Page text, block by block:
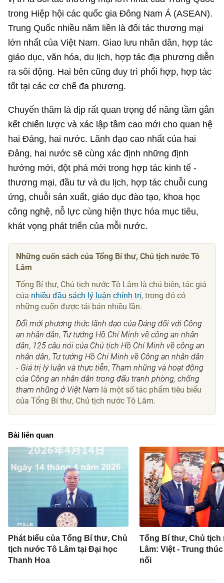
trong Hiệp hội các quốc gia Đông Nam Á (ASEAN).
Trung Quốc nhiều năm liền là đối tác thương mại
lớn nhất của Việt Nam. Giao lưu nhân dân, hợp tác
giáo dục, văn hóa, du lịch, hợp tác địa phương diễn
ra sôi động. Hai bên cũng duy trì phối hợp, hợp tác
tốt tại các cơ chế đa phương.
Chuyến thăm là dịp rất quan trọng để nâng tầm gắn
kết chiến lược và xác lập tầm cao mới cho quan hệ
hai Đảng, hai nước. Lãnh đạo cao nhất của hai
Đảng, hai nước sẽ cùng xác định những định
hướng mới, đột phá mới trong hợp tác kinh tế -
thương mại, đầu tư và du lịch, hợp tác chuỗi cung
ứng, chuỗi sản xuất, giáo dục đào tạo, khoa học
công nghệ, nỗ lực cùng hiện thực hóa mục tiêu,
khát vọng phát triển của mỗi nước.
Những cuốn sách của Tổng Bí thư, Chủ tịch nước Tô
Lâm
Tổng Bí thư, Chủ tịch nước Tô Lâm là chủ biên, tác giả
của nhiều đầu sách lý luận chính trị, trong đó có
những cuốn được tái bản nhiều lần.
Đổi mới phương thức lãnh đạo của Đảng đối với Công
an nhân dân, Tư tưởng Hồ Chí Minh về công an nhân
dân, 125 câu nói của Chủ tịch Hồ Chí Minh về công an
nhân dân, Tư tưởng Hồ Chí Minh về Công an nhân dân
- Giá trị lý luận và thực tiễn, Tham nhũng và hoạt động
của Công an nhân dân trong đấu tranh phòng, chống
tham nhũng ở Việt Nam là một số tác phẩm tiêu biểu
của Tổng Bí thư, Chủ tịch nước Tô Lâm.
Bài liên quan
Phát biểu của Tổng Bí thư, Chủ
tịch nước Tô Lâm tại Đại học
Thanh Hoa
Tổng Bí thư, Chủ tịch
Lâm: Việt - Trung
nối